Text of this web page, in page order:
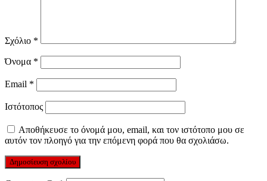
Σχόλιο *
Όνομα *
Email *
Ιστότοπος
Αποθήκευσε το όνομά μου, email, και τον ιστότοπο μου σε
αυτόν τον πλοηγό για την επόμενη φορά που θα σχολιάσω.